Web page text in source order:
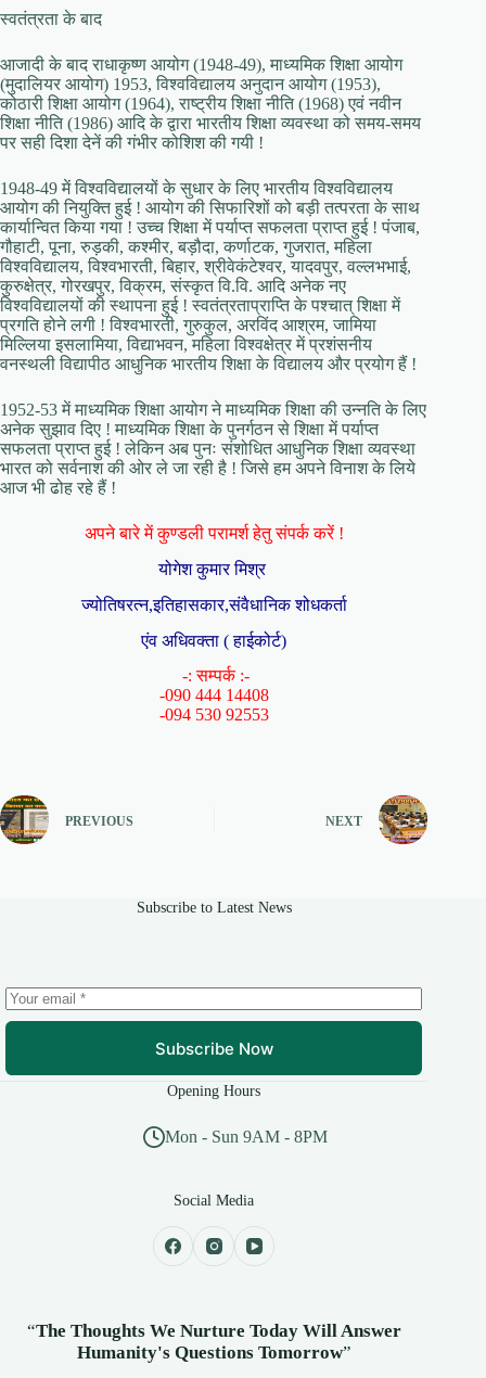
स्वतंत्रता के बाद
आजादी के बाद राधाकृष्ण आयोग (1948-49), माध्यमिक शिक्षा आयोग
(मुदालियर आयोग) 1953, विश्वविद्यालय अनुदान आयोग (1953),
कोठारी शिक्षा आयोग (1964), राष्ट्रीय शिक्षा नीति (1968) एवं नवीन
शिक्षा नीति (1986) आदि के द्वारा भारतीय शिक्षा व्यवस्था को समय-समय
पर सही दिशा देनें की गंभीर कोशिश की गयी !
1948-49 में विश्वविद्यालयों के सुधार के लिए भारतीय विश्वविद्यालय
आयोग की नियुक्ति हुई ! आयोग की सिफारिशों को बड़ी तत्परता के साथ
कार्यान्वित किया गया ! उच्च शिक्षा में पर्याप्त सफलता प्राप्त हुई ! पंजाब,
गौहाटी, पूना, रुड़की, कश्मीर, बड़ौदा, कर्णाटक, गुजरात, महिला
विश्वविद्यालय, विश्वभारती, बिहार, श्रीवेकंटेश्वर, यादवपुर, वल्लभभाई,
कुरुक्षेत्र, गोरखपुर, विक्रम, संस्कृत वि.वि. आदि अनेक नए
विश्वविद्यालयों की स्थापना हुई ! स्वतंत्रताप्राप्ति के पश्चात्‌ शिक्षा में
प्रगति होने लगी ! विश्वभारती, गुरुकुल, अरविंद आश्रम, जामिया
मिल्लिया इसलामिया, विद्याभवन, महिला विश्वक्षेत्र में प्रशंसनीय
वनस्थली विद्यापीठ आधुनिक भारतीय शिक्षा के विद्यालय और प्रयोग हैं !
1952-53 में माध्यमिक शिक्षा आयोग ने माध्यमिक शिक्षा की उन्नति के लिए
अनेक सुझाव दिए ! माध्यमिक शिक्षा के पुनर्गठन से शिक्षा में पर्याप्त
सफलता प्राप्त हुई ! लेकिन अब पुनः संशोधित आधुनिक शिक्षा व्यवस्था
भारत को सर्वनाश की ओर ले जा रही है ! जिसे हम अपने विनाश के लिये
आज भी ढोह रहे हैं !
अपने बारे में कुण्डली परामर्श हेतु संपर्क करें !
योगेश कुमार मिश्र
ज्योतिषरत्न,इतिहासकार,संवैधानिक शोधकर्ता
एंव अधिवक्ता ( हाईकोर्ट)
-: सम्पर्क :-
-090 444 14408
-094 530 92553
PREVIOUS NEXT
Subscribe to Latest News
Subscribe Now
Opening Hours
Mon - Sun 9AM - 8PM
Social Media
“The Thoughts We Nurture Today Will Answer
Humanity's Questions Tomorrow”